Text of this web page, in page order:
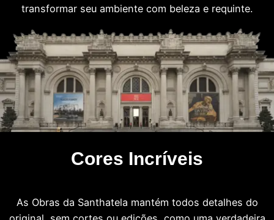
transformar seu ambiente com beleza e requinte.
Cores Incríveis
As Obras da Santhatela mantém todos detalhes do